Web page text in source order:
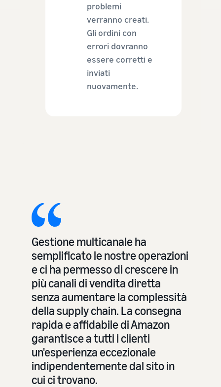
problemi
verranno creati.
Gli ordini con
errori dovranno
essere corretti e
inviati
nuovamente.
Gestione multicanale ha
semplificato le nostre operazioni
e ci ha permesso di crescere in
più canali di vendita diretta
senza aumentare la complessità
della supply chain. La consegna
rapida e affidabile di Amazon
garantisce a tutti i clienti
un'esperienza eccezionale
indipendentemente dal sito in
cui ci trovano.